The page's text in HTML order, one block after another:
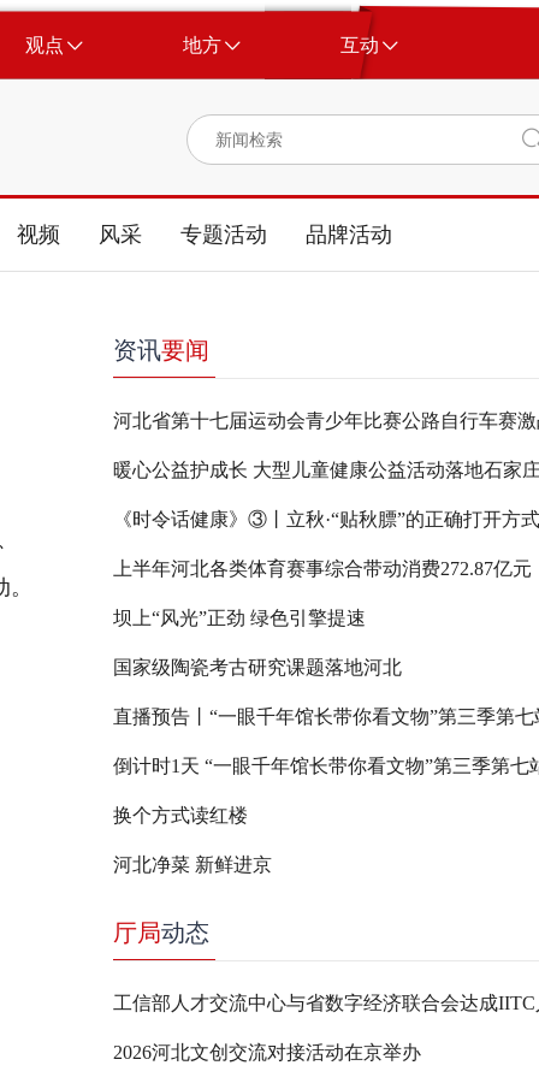
观点 地方 互动
视频 风采 专题活动 品牌活动
资讯要闻
河北省第十七届运动会青少年比赛公路自行车赛
暖心公益护成长 大型儿童健康公益活动落地石家
《时令话健康》③丨立秋·“贴秋膘”的正确打开方式
上半年河北各类体育赛事综合带动消费272.87亿元
坝上“风光”正劲 绿色引擎提速
国家级陶瓷考古研究课题落地河北
换个方式读红楼
河北净菜 新鲜进京
厅局动态
2026河北文创交流对接活动在京举办